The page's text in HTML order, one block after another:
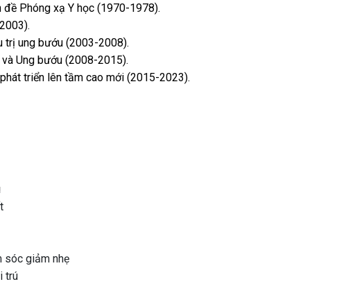
Phóng xạ Y học (1970-1978).
trị ung bướu (2003-2008).
Ung bướu (2008-2015).
triển lên tầm cao mới (2015-2023).
sóc giảm nhẹ
trú